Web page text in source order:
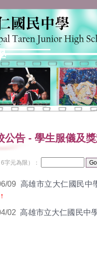
公告 - 學生服儀及
字元為限）：
09 高雄市立大仁國民中
↑
02高雄市立大仁國民中